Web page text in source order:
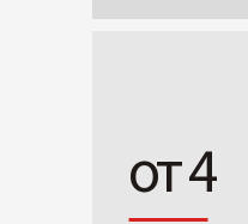
от 4